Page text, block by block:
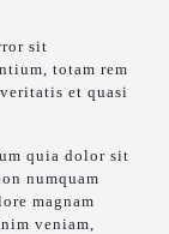
sit
totam rem
et quasi
quia dolor sit
numquam
magnam
veniam,